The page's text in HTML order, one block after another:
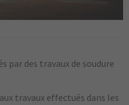
par des travaux de soudure
travaux effectués dans les